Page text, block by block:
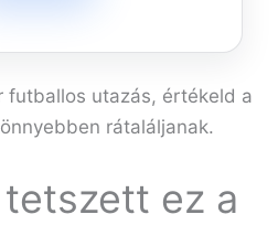
futballos utazás, értékeld a
rátaláljanak.
ez a